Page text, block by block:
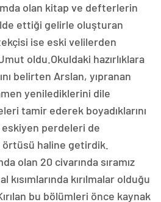
olan kitap ve defterlerin
ettiği gelirle oluşturan
ise eski velilerden
oldu.Okuldaki hazırlıklara
belirten Arslan, yıpranan
yenilediklerini dile
tamir ederek boyadıklarını
eskiyen perdeleri de
haline getirdik.
olan 20 civarında sıramız
kırılmalar olduğu
bu bölümleri önce kaynak